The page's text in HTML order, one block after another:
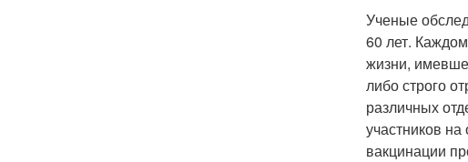
Ученые
60 лет.
жизни,
либо строго
различных
участников
вакцинации